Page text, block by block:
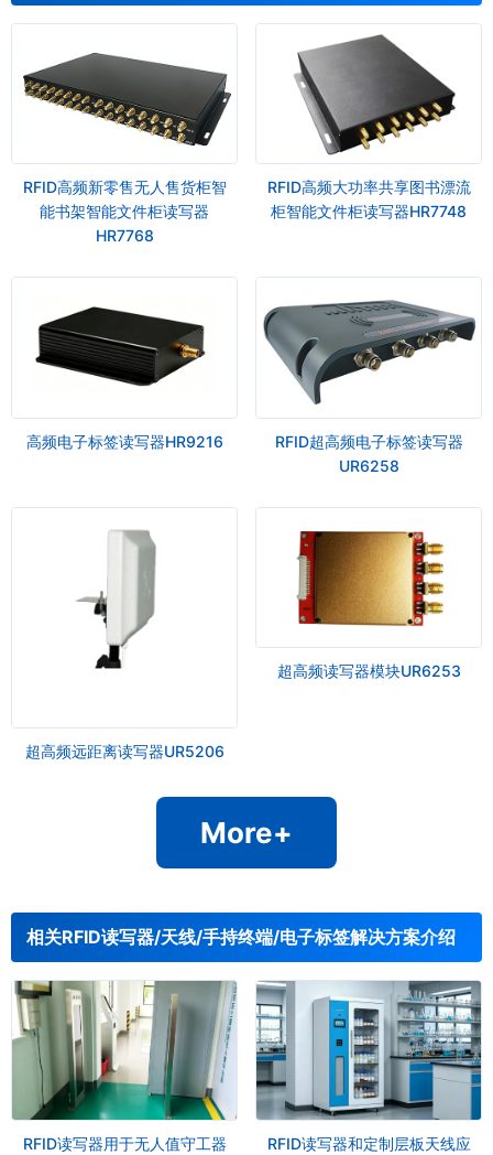
RFID高频新零售无人售货柜智
能书架智能文件柜读写器
HR7768
RFID高频大功率共享图书漂流
柜智能文件柜读写器HR7748
高频电子标签读写器HR9216
RFID超高频电子标签读写器
UR6258
超高频远距离读写器UR5206
超高频读写器模块UR6253
More+
相关RFID读写器/天线/手持终端/电子标签解决方案介绍
RFID读写器用于无人值守工器
RFID读写器和定制层板天线应